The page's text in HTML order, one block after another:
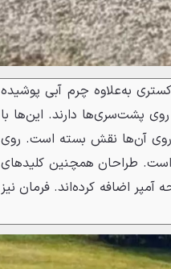
به‌علاوه چرم آبی پوشیده
پشت‌سری‌ها دارند. این‌ها با
روی آن‌ها نقش بسته است. روی
است. طراحان همچنین کلیدهای
اضافه کرده‌اند. فرمان نیز